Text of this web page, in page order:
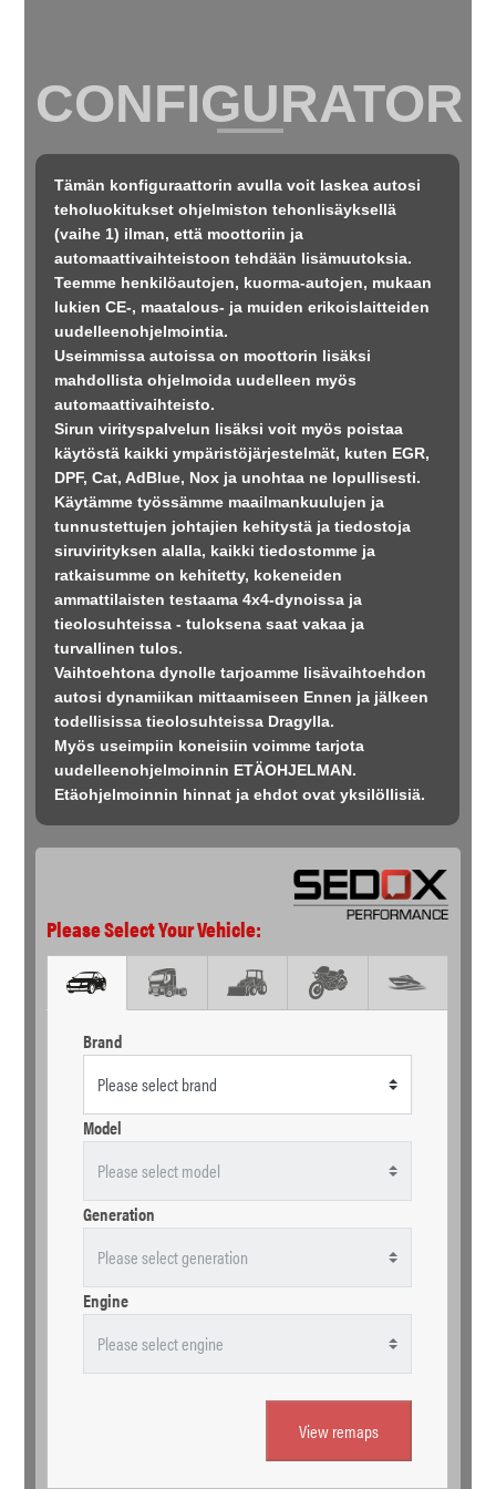
CONFIGURATOR
Tämän konfiguraattorin avulla voit laskea autosi
teholuokitukset ohjelmiston tehonlisäyksellä
(vaihe 1) ilman, että moottoriin ja
automaattivaihteistoon tehdään lisämuutoksia.
Teemme henkilöautojen, kuorma-autojen, mukaan
lukien CE-, maatalous- ja muiden erikoislaitteiden
uudelleenohjelmointia.
Useimmissa autoissa on moottorin lisäksi
mahdollista ohjelmoida uudelleen myös
automaattivaihteisto.
Sirun virityspalvelun lisäksi voit myös poistaa
käytöstä kaikki ympäristöjärjestelmät, kuten EGR,
DPF, Cat, AdBlue, Nox ja unohtaa ne lopullisesti.
Käytämme työssämme maailmankuulujen ja
tunnustettujen johtajien kehitystä ja tiedostoja
siruvirityksen alalla, kaikki tiedostomme ja
ratkaisumme on kehitetty, kokeneiden
ammattilaisten testaama 4x4-dynoissa ja
tieolosuhteissa - tuloksena saat vakaa ja
turvallinen tulos.
Vaihtoehtona dynolle tarjoamme lisävaihtoehdon
autosi dynamiikan mittaamiseen Ennen ja jälkeen
todellisissa tieolosuhteissa Dragylla.
Myös useimpiin koneisiin voimme tarjota
uudelleenohjelmoinnin ETÄOHJELMAN.
Etäohjelmoinnin hinnat ja ehdot ovat yksilöllisiä.